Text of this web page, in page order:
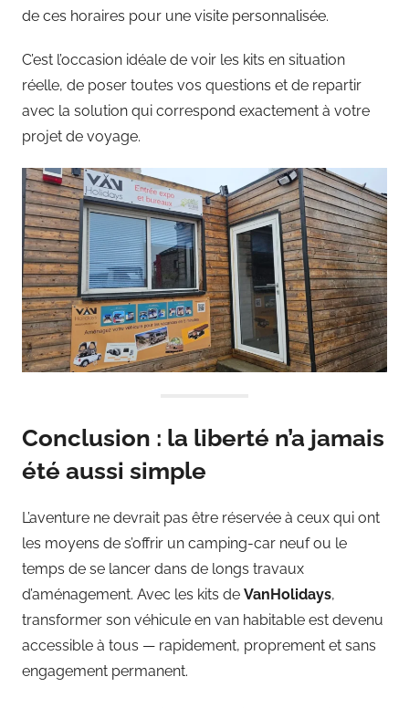
de ces horaires pour une visite personnalisée.
C’est l’occasion idéale de voir les kits en situation
réelle, de poser toutes vos questions et de repartir
avec la solution qui correspond exactement à votre
projet de voyage.
Conclusion : la liberté n’a jamais
été aussi simple
L’aventure ne devrait pas être réservée à ceux qui ont
les moyens de s’offrir un camping-car neuf ou le
temps de se lancer dans de longs travaux
d’aménagement. Avec les kits de VanHolidays,
transformer son véhicule en van habitable est devenu
accessible à tous — rapidement, proprement et sans
engagement permanent.